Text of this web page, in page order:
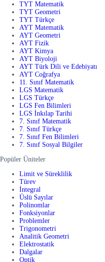
TYT Matematik
TYT Geometri
TYT Türkçe
AYT Matematik
AYT Geometri
AYT Fizik
AYT Kimya
AYT Biyoloji
AYT Türk Dili ve Edebiyatı
AYT Coğrafya
11. Sınıf Matematik
LGS Matematik
LGS Türkçe
LGS Fen Bilimleri
LGS İnkılap Tarihi
7. Sınıf Matematik
7. Sınıf Türkçe
7. Sınıf Fen Bilimleri
7. Sınıf Sosyal Bilgiler
Popüler Üniteler
Limit ve Süreklilik
Türev
İntegral
Üslü Sayılar
Polinomlar
Fonksiyonlar
Problemler
Trigonometri
Analitik Geometri
Elektrostatik
Dalgalar
Optik